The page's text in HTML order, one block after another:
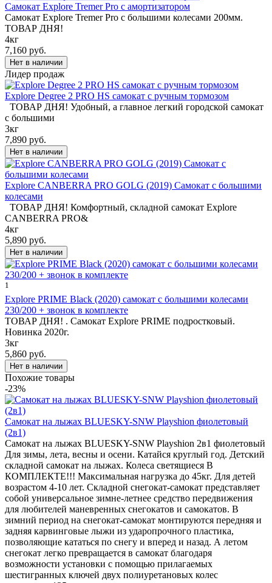
Самокат Explore Tremer Pro с амортизатором
Самокат Explore Tremer Pro с большими колесами 200мм.
ТОВАР ДНЯ!
4кг
7,160 руб.
Лидер продаж
Explore Degree 2 PRO HS самокат с ручным тормозом
ТОВАР ДНЯ! Удобный, а главное легкий городской самокат
с большими
3кг
7,890 руб.
Explore CANBERRA PRO GOLG (2019) Cамокат с большими
колесами
ТОВАР ДНЯ! Комфортный, складной самокат Explore
CANBERRA PRO&
4кг
5,890 руб.
1
Explore PRIME Black (2020) самокат с большими колесами
230/200 + звонок в комплекте
ТОВАР ДНЯ! . Самокат Explore PRIME подростковый.
Новинка 2020г.
3кг
5,860 руб.
Похожие товары
-23%
Самокат на лыжах BLUESKY-SNW Playshion фиолетовый
(2в1)
Самокат на лыжах BLUESKY-SNW Playshion 2в1 фиолетовый
Для зимы, лета, весны и осени. Катайся круглый год. Детский
складной самокат на лыжах. Колеса светящиеся В
КОМПЛЕКТЕ!!! Максимальная нагрузка до 45кг. Для детей
возрастом 4-10 лет. Складной снегокат-самокат представляет
собой универсальное зимне-летнее средство передвижения
для любителей маневренных снегокатов и самокатов. В
зимний период на снегокат-самокат монтируются передняя и
задняя карвинговые лыжи из ударопрочного пластика,
позволяющие кататься по снегу и вперед и назад. А летом
снегокат легко превращается в самокат благодаря
возможности установки с помощью прилагаемых
шестигранных ключей двух полиуретановых колес